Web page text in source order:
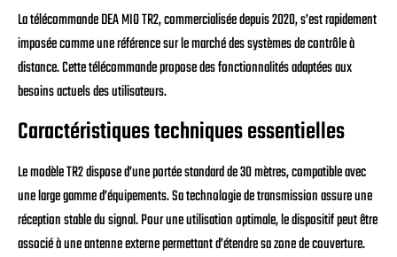
La télécommande DEA MIO TR2, commercialisée depuis 2020, s’est rapidement
imposée comme une référence sur le marché des systèmes de contrôle à
distance. Cette télécommande propose des fonctionnalités adaptées aux
besoins actuels des utilisateurs.
Caractéristiques techniques essentielles
Le modèle TR2 dispose d’une portée standard de 30 mètres, compatible avec
une large gamme d’équipements. Sa technologie de transmission assure une
réception stable du signal. Pour une utilisation optimale, le dispositif peut être
associé à une antenne externe permettant d’étendre sa zone de couverture.